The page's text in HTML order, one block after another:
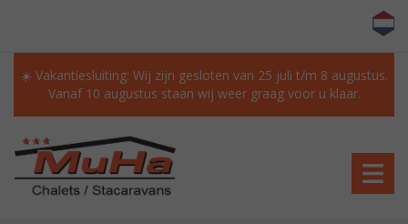
☀️ Vakantiesluiting: Wij zijn gesloten van 25 juli t/m 8 augustus.
Vanaf 10 augustus staan wij weer graag voor u klaar.